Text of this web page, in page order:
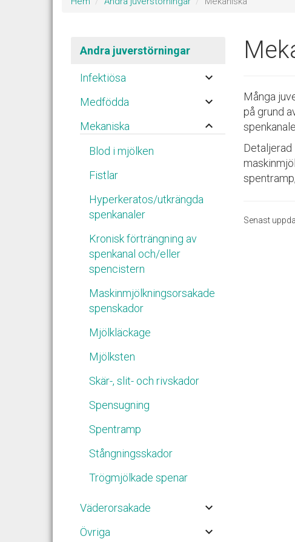
Andra juverstörningar
Infektiösa keyboard_arrow_down
Medfödda keyboard_arrow_down
Mekaniska keyboard_arrow_up
Blod i mjölken
Fistlar
Hyperkeratos/utkrängda
spenkanaler
Kronisk förträngning av
spenkanal och/eller
spencistern
Maskinmjölkningsorsakade
spenskador
Mjölkläckage
Mjölksten
Skär-, slit- och rivskador
Spensugning
Spentramp
Stångningsskador
Trögmjölkade spenar
Väderorsakade keyboard_arrow_down
Övriga keyboard_arrow_down
Många
på grund
Detaljerad
Senast